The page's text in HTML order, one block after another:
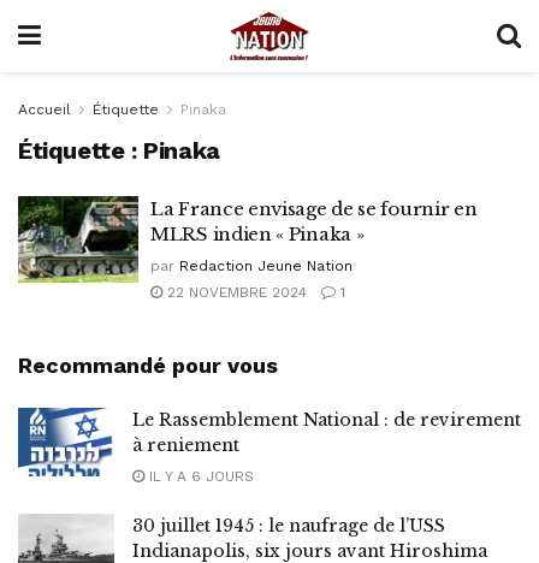
Accueil Étiquette Pinaka
Étiquette : Pinaka
La France envisage de se fournir en
MLRS indien « Pinaka »
par Redaction Jeune Nation
22 NOVEMBRE 2024
1
Recommandé pour vous
Le Rassemblement National : de revirement
à reniement
IL Y A 6 JOURS
30 juillet 1945 : le naufrage de l’USS
Indianapolis, six jours avant Hiroshima